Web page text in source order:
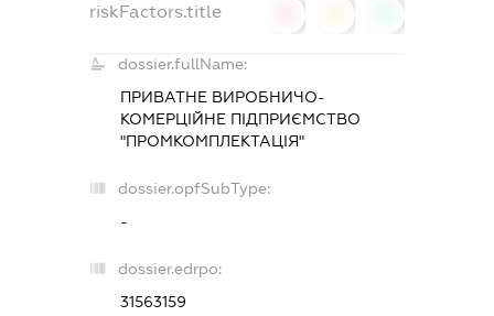
riskFactors.title
dossier.fullName:
ПРИВАТНЕ ВИРОБНИЧО-
КОМЕРЦІЙНЕ ПІДПРИЄМСТВО
"ПРОМКОМПЛЕКТАЦІЯ"
dossier.opfSubType:
-
dossier.edrpo:
31563159